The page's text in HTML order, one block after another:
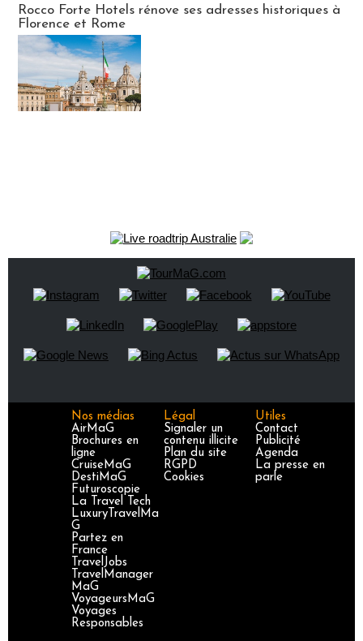
Rocco Forte Hotels rénove ses adresses historiques à
Florence et Rome
Nos médias
AirMaG
Brochures en
ligne
CruiseMaG
DestiMaG
Futuroscopie
La Travel Tech
LuxuryTravelMa
G
Partez en
France
TravelJobs
TravelManager
MaG
VoyageursMaG
Voyages
Responsables
Légal
Signaler un
contenu illicite
Plan du site
RGPD
Cookies
Utiles
Contact
Publicité
Agenda
La presse en
parle